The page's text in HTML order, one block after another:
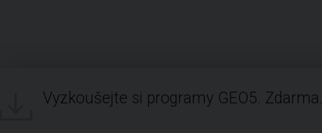
Vyzkoušejte si programy GEO5. Zdarma.